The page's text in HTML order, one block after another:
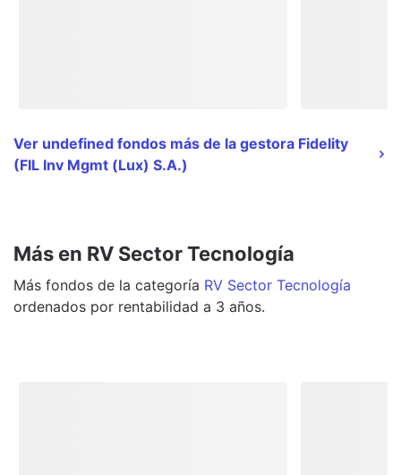
Ver undefined fondos más de la gestora Fidelity
(FIL Inv Mgmt (Lux) S.A.)
Más en RV Sector Tecnología
Más fondos de la categoría RV Sector Tecnología
ordenados por rentabilidad a 3 años.